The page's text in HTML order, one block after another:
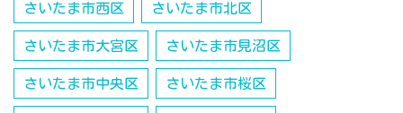
さいたま市西区 さいたま市北区
さいたま市大宮区 さいたま市見沼区
さいたま市中央区 さいたま市桜区